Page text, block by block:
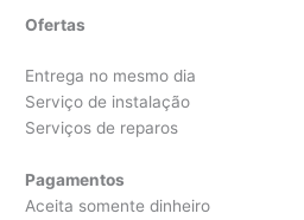
Ofertas
Entrega no mesmo dia
Serviço de instalação
Serviços de reparos
Pagamentos
Aceita somente dinheiro